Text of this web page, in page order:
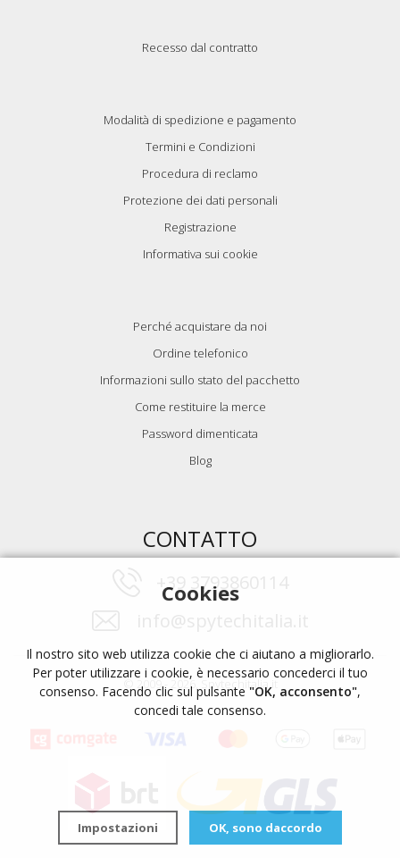
Recesso dal contratto
Modalità di spedizione e pagamento
Termini e Condizioni
Procedura di reclamo
Protezione dei dati personali
Registrazione
Informativa sui cookie
Perché acquistare da noi
Ordine telefonico
Informazioni sullo stato del pacchetto
Come restituire la merce
Password dimenticata
Blog
CONTATTO
+39 3793860114
© 2009 - 2026, Spytechitalia.it
Cookies
Il nostro sito web utilizza cookie che ci aiutano a migliorarlo.
Per poter utilizzare i cookie, è necessario concederci il tuo
consenso. Facendo clic sul pulsante "OK, acconsento",
concedi tale consenso.
Impostazioni OK, sono daccordo